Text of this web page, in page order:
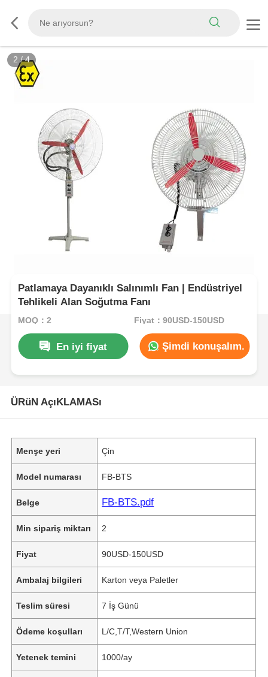
2 /4
Patlamaya Dayanıklı Salınımlı Fan | Endüstriyel
Tehlikeli Alan Soğutma Fanı
MOQ：2 Fiyat：90USD-150USD
En iyi fiyat Şimdi konuşalım.
ÜRüN AçıKLAMASı
Menşe yeri Çin
Model numarası FB-BTS
Belge FB-BTS.pdf
Min sipariş miktarı 2
Fiyat 90USD-150USD
Ambalaj bilgileri Karton veya Paletler
Teslim süresi 7 İş Günü
Ödeme koşulları L/C,T/T,Western Union
Yetenek temini 1000/ay